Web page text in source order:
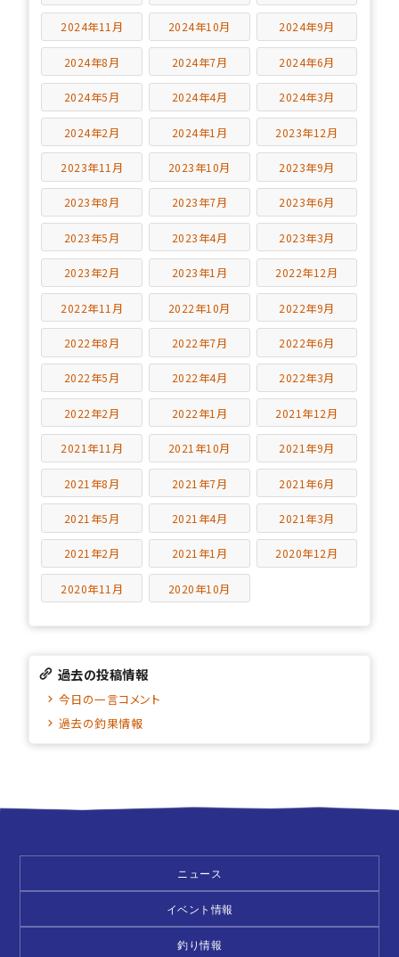
2024年11月 2024年10月 2024年9月
2024年8月 2024年7月 2024年6月
2024年5月 2024年4月 2024年3月
2024年2月 2024年1月 2023年12月
2023年11月 2023年10月 2023年9月
2023年8月 2023年7月 2023年6月
2023年5月 2023年4月 2023年3月
2023年2月 2023年1月 2022年12月
2022年11月 2022年10月 2022年9月
2022年8月 2022年7月 2022年6月
2022年5月 2022年4月 2022年3月
2022年2月 2022年1月 2021年12月
2021年11月 2021年10月 2021年9月
2021年8月 2021年7月 2021年6月
2021年5月 2021年4月 2021年3月
2021年2月 2021年1月 2020年12月
2020年11月 2020年10月
過去の投稿情報
今日の一言コメント
過去の釣果情報
ニュース
イベント情報
釣り情報